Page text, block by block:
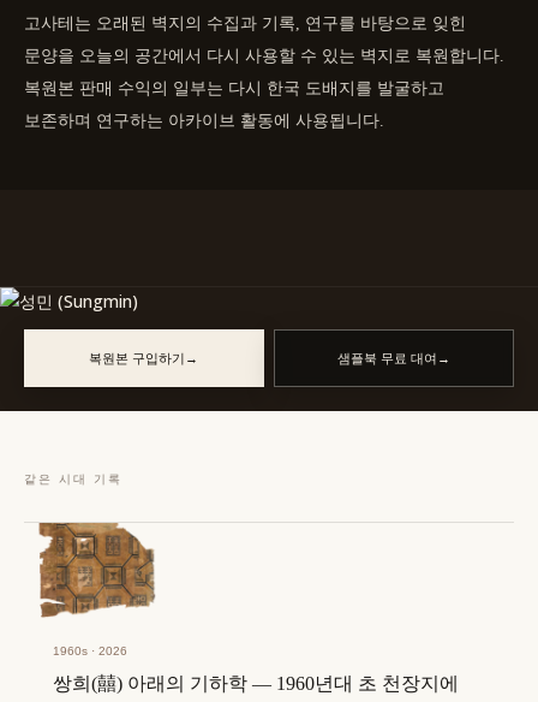
고사테는 오래된 벽지의 수집과 기록, 연구를 바탕으로 잊힌
문양을 오늘의 공간에서 다시 사용할 수 있는 벽지로 복원합니다.
복원본 판매 수익의 일부는 다시 한국 도배지를 발굴하고
보존하며 연구하는 아카이브 활동에 사용됩니다.
복원본 구입하기 → 샘플북 무료 대여 →
같은 시대 기록
1960s · 2026
쌍희(囍) 아래의 기하학 — 1960년대 초 천장지에